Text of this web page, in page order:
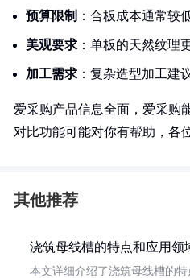
预算限制 ：合板成本通常较
美观要求 ：单板的天然纹理
加工需求 ：复杂造型加工建
爱采购产品信息全面，爱采购
对比功能可能对你有帮助，各
其他推荐
浇筑母线槽的特点和应用领
本文详细介绍了浇筑母线槽的特